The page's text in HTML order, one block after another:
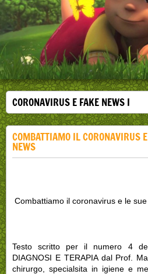
CORONAVIRUS E FAKE NEWS I
COMBATTIAMO IL CORONAVIRUS
NEWS
Combattiamo il coronavirus e le
Testo scritto per il numero 4
DIAGNOSI E TERAPIA dal Prof.
chirurgo, specialsita in igiene e